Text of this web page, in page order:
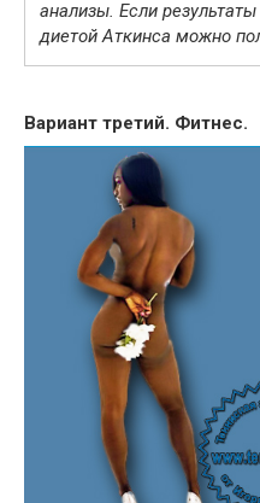
анализы. Если
диетой Аткинса можно
Вариант третий. Фитнес.